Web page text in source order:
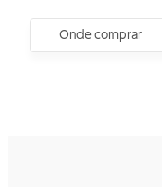
Onde comprar